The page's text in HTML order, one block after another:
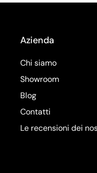
Azienda
Chi siamo
Showroom
Blog
Contatti
Le recensioni dei